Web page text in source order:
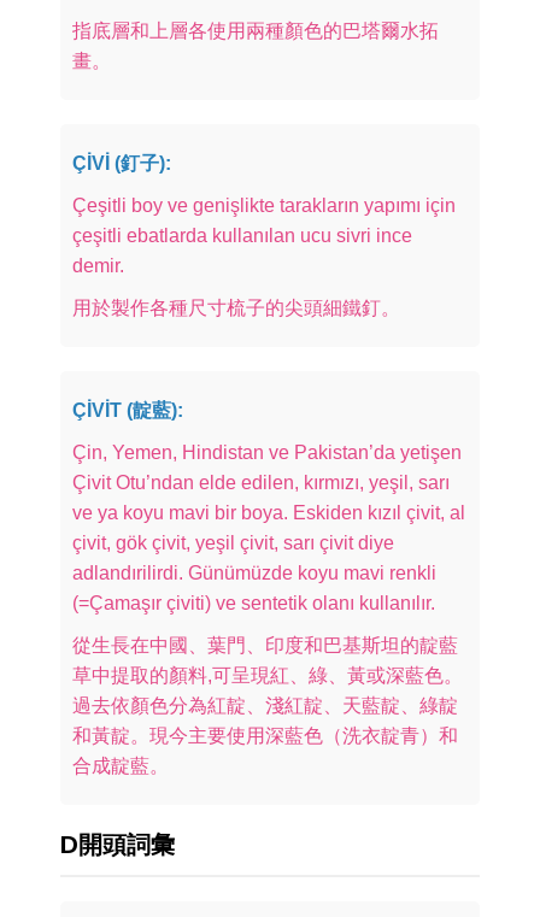
指底層和上層各使用兩種顏色的巴塔爾水拓
畫。
ÇİVİ (釘子):
Çeşitli boy ve genişlikte tarakların yapımı için
çeşitli ebatlarda kullanılan ucu sivri ince
demir.
用於製作各種尺寸梳子的尖頭細鐵釘。
ÇİVİT (靛藍):
Çin, Yemen, Hindistan ve Pakistan’da yetişen
Çivit Otu’ndan elde edilen, kırmızı, yeşil, sarı
ve ya koyu mavi bir boya. Eskiden kızıl çivit, al
çivit, gök çivit, yeşil çivit, sarı çivit diye
adlandırilirdi. Günümüzde koyu mavi renkli
(=Çamaşır çiviti) ve sentetik olanı kullanılır.
從生長在中國、葉門、印度和巴基斯坦的靛藍
草中提取的顏料,可呈現紅、綠、黃或深藍色。
過去依顏色分為紅靛、淺紅靛、天藍靛、綠靛
和黃靛。現今主要使用深藍色（洗衣靛青）和
合成靛藍。
D開頭詞彙